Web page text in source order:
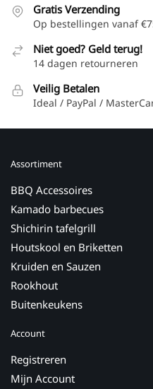
Gratis Verzending
Op bestellingen vanaf
Niet goed? Geld terug!
14 dagen retourneren
Veilig Betalen
Ideal / PayPal /
Assortiment
BBQ Accessoires
Kamado barbecues
Shichirin tafelgrill
Houtskool en Briketten
Kruiden en Sauzen
Rookhout
Buitenkeukens
Account
Registreren
Mijn Account